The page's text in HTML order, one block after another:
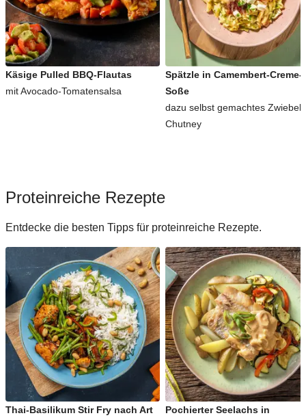
Käsige Pulled BBQ-Flautas
mit Avocado-Tomatensalsa
Spätzle in Camembert-Creme-
Soße
dazu selbst gemachtes Zwiebel-
Chutney
Proteinreiche Rezepte
Entdecke die besten Tipps für proteinreiche Rezepte.
Thai-Basilikum Stir Fry nach Art
Pochierter Seelachs in